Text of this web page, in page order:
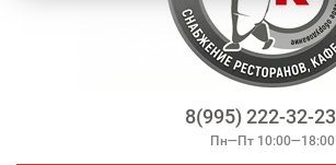
8(995) 222-32-23
Пн—Пт 10:00—18:00